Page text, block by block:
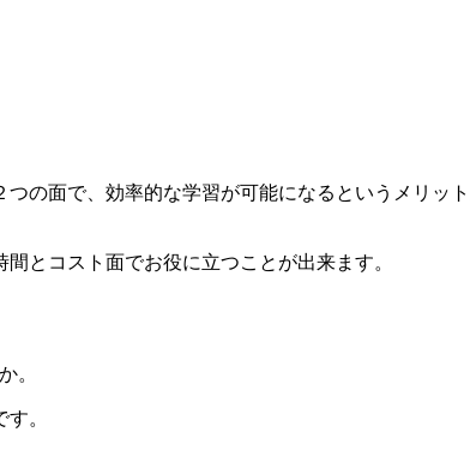
の面で、効率的な学習が可能になるというメリット
とコスト面でお役に立つことが出来ます。
。
。